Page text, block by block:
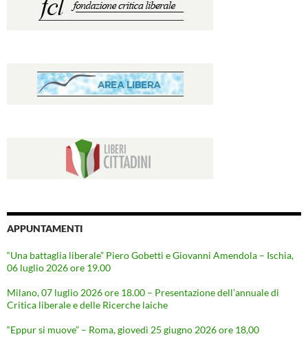
APPUNTAMENTI
“Una battaglia liberale” Piero Gobetti e Giovanni Amendola – Ischia,
06 luglio 2026 ore 19.00
Milano, 07 luglio 2026 ore 18.00 – Presentazione dell’annuale di
Critica liberale e delle Ricerche laiche
“Eppur si muove” – Roma, giovedì 25 giugno 2026 ore 18,00